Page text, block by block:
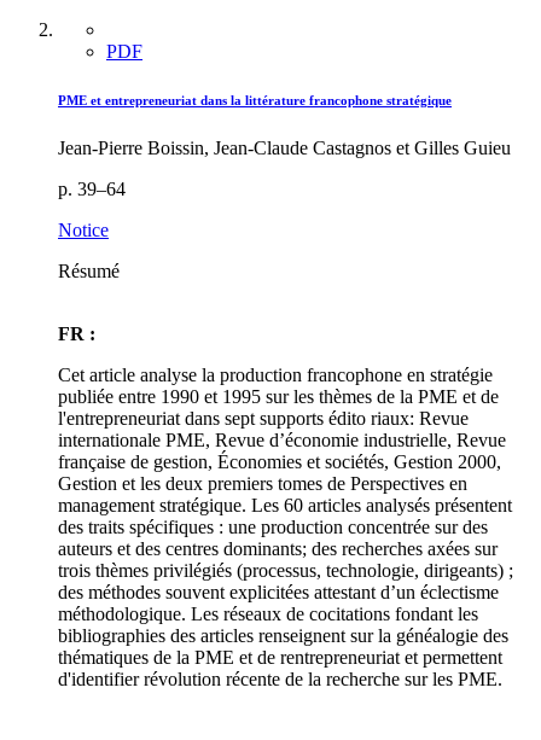
PDF
PME et entrepreneuriat dans la littérature francophone stratégique
Jean-Pierre Boissin, Jean-Claude Castagnos et Gilles Guieu
p. 39–64
Notice
Résumé
FR :
Cet article analyse la production francophone en stratégie
publiée entre 1990 et 1995 sur les thèmes de la PME et de
l'entrepreneuriat dans sept supports édito riaux: Revue
internationale PME, Revue d’économie industrielle, Revue
française de gestion, Économies et sociétés, Gestion 2000,
Gestion et les deux premiers tomes de Perspectives en
management stratégique. Les 60 articles analysés présentent
des traits spécifiques : une production concentrée sur des
auteurs et des centres dominants; des recherches axées sur
trois thèmes privilégiés (processus, technologie, dirigeants) ;
des méthodes souvent explicitées attestant d’un éclectisme
méthodologique. Les réseaux de cocitations fondant les
bibliographies des articles renseignent sur la généalogie des
thématiques de la PME et de rentrepreneuriat et permettent
d'identifier révolution récente de la recherche sur les PME.